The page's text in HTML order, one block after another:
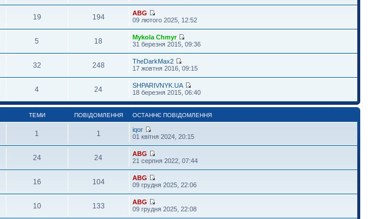
19 194
ABG
09 лютого 2025, 12:52
5 18
Mykola Chmyr
31 березня 2015, 09:36
32 248
TheDarkMax2
17 жовтня 2016, 09:15
4 24
SHPARIVNYK.UA
18 березня 2015, 06:40
ТЕМИ ПОВІДОМЛЕННЯ ОСТАННЄ ПОВІДОМЛЕННЯ
1 1
iqor
01 квітня 2024, 20:15
24 24
ABG
21 серпня 2022, 07:44
16 104
ABG
09 грудня 2025, 22:06
10 133
ABG
09 грудня 2025, 22:08